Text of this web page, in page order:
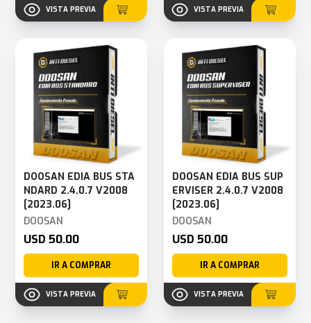
VISTA PREVIA VISTA PREVIA
DOOSAN EDIA BUS STA
NDARD 2.4.0.7 V2008
[2023.06]
DOOSAN
USD 50.00
IR A COMPRAR
VISTA PREVIA
DOOSAN EDIA BUS SUP
ERVISER 2.4.0.7 V2008
[2023.06]
DOOSAN
USD 50.00
IR A COMPRAR
VISTA PREVIA